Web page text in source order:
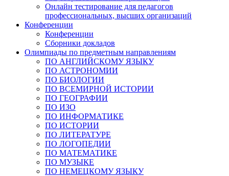
Онлайн тестирование для педагогов
профессиональных, высших организаций
Конференции
Конференции
Сборники докладов
Олимпиады по предметным направлениям
ПО АНГЛИЙСКОМУ ЯЗЫКУ
ПО АСТРОНОМИИ
ПО БИОЛОГИИ
ПО ВСЕМИРНОЙ ИСТОРИИ
ПО ГЕОГРАФИИ
ПО ИЗО
ПО ИНФОРМАТИКЕ
ПО ИСТОРИИ
ПО ЛИТЕРАТУРЕ
ПО ЛОГОПЕДИИ
ПО МАТЕМАТИКЕ
ПО МУЗЫКЕ
ПО НЕМЕЦКОМУ ЯЗЫКУ